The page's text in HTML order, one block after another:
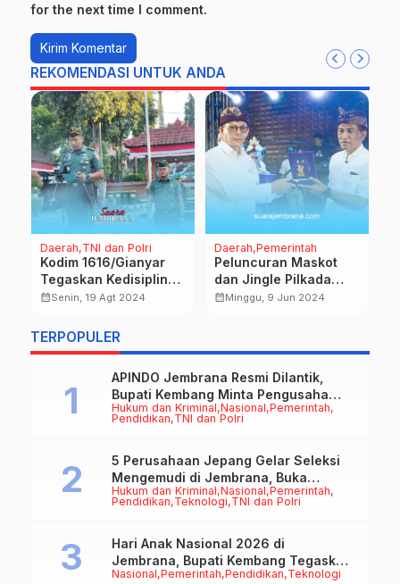
for the next time I comment.
REKOMENDASI UNTUK ANDA
Daerah TNI dan Polri
Kodim 1616/Gianyar
Tegaskan Kedisiplinan
Prajurit
calendar_monthSenin, 19 Agt 2024
Daerah Pemerintah
Peluncuran Maskot
dan Jingle Pilkada
Jembrana 2024
calendar_monthMinggu, 9 Jun 2024
TERPOPULER
Hukum dan Kriminal Nasional Pemerintah
Pendidikan TNI dan Polri
APINDO Jembrana Resmi Dilantik,
Bupati Kembang Minta Pengusaha
Jadi Motor Penggerak Ekonomi
Hukum dan Kriminal Nasional Pemerintah
Pendidikan Teknologi TNI dan Polri
5 Perusahaan Jepang Gelar Seleksi
Mengemudi di Jembrana, Buka
Peluang Kerja bagi Calon PMI
Nasional Pemerintah Pendidikan Teknologi
Hari Anak Nasional 2026 di
Jembrana, Bupati Kembang Tegaskan
Pentingnya Karakter dan Budaya di